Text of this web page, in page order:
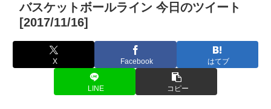
バスケットボールライン 今日のツイート
[2017/11/16]
X Facebook はてブ
LINE コピー